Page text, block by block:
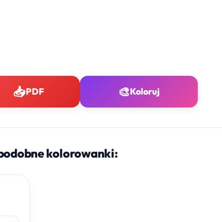
📥PDF 🎨Koloruj
kolorowanki: